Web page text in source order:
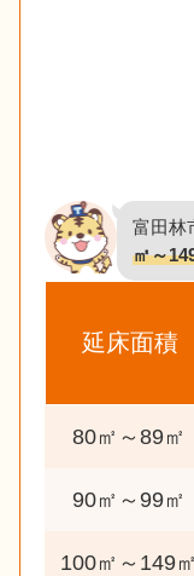
富田林
㎡～
延床面積
80㎡～89㎡
90㎡～99㎡
100㎡～149㎡